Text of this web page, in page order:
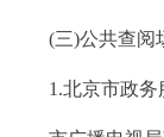
(三)公共查阅
1.北京市政务